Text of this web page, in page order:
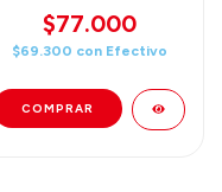
$77.000
$69.300 con Efectivo